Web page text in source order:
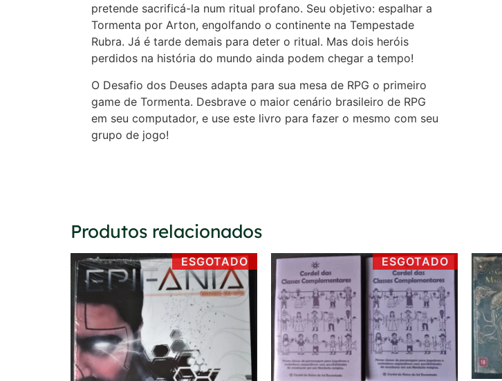
pretende sacrificá-la num ritual profano. Seu objetivo: espalhar a
Tormenta por Arton, engolfando o continente na Tempestade
Rubra. Já é tarde demais para deter o ritual. Mas dois heróis
perdidos na história do mundo ainda podem chegar a tempo!
O Desafio dos Deuses adapta para sua mesa de RPG o primeiro
game de Tormenta. Desbrave o maior cenário brasileiro de RPG
em seu computador, e use este livro para fazer o mesmo com seu
grupo de jogo!
Produtos relacionados
ESGOTADO ESGOTADO